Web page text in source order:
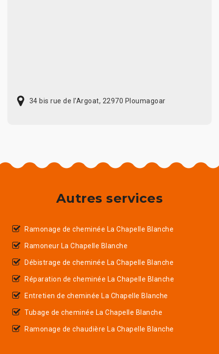
34 bis rue de l'Argoat, 22970 Ploumagoar
Autres services
Ramonage de cheminée La Chapelle Blanche
Ramoneur La Chapelle Blanche
Débistrage de cheminée La Chapelle Blanche
Réparation de cheminée La Chapelle Blanche
Entretien de cheminée La Chapelle Blanche
Tubage de cheminée La Chapelle Blanche
Ramonage de chaudière La Chapelle Blanche